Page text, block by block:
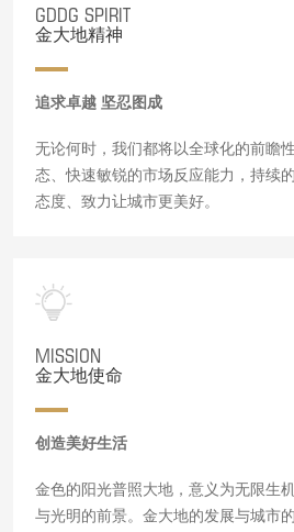
GDDG SPIRIT
金大地精神
追求卓越 坚忍图成
无论何时，我们都将以全球化的前瞻
态、快速敏锐的市场反应能力，持续
态度、致力让城市更美好。
MISSION
金大地使命
创造美好生活
金色的阳光普照大地，意义为无限生
与光明的前景。金大地的发展与城市